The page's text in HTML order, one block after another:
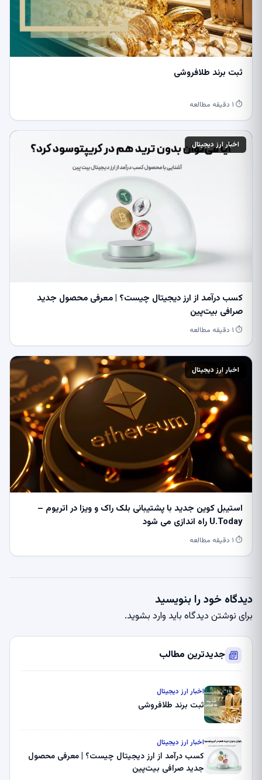
ثبت برند طلافروشی
⏱ ۱ دقیقه مطالعه
اخبار ارز دیجیتال
کسب درآمد از ارز دیجیتال چیست؟ | معرفی محصول جدید
صرافی بیت‌پین
⏱ ۱ دقیقه مطالعه
اخبار ارز دیجیتال
استیبل کوین جدید با پشتیبانی بلک راک و ویزا در اتریوم –
U.Today راه اندازی می شود
⏱ ۱ دقیقه مطالعه
دیدگاه خود را بنویسید
برای نوشتن دیدگاه باید وارد بشوید.
جدیدترین مطالب
اخبار ارز دیجیتال
ثبت برند طلافروشی
اخبار ارز دیجیتال
کسب درآمد از ارز دیجیتال چیست؟ | معرفی محصول
جدید صرافی بیت‌پین